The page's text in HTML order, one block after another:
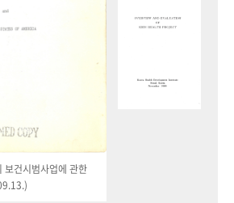
건시범사업에 관한